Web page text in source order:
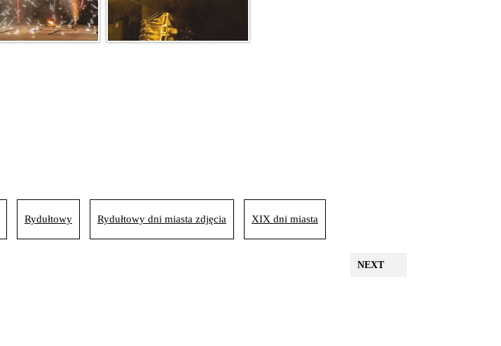
Rydułtowy Rydułtowy dni miasta zdjęcia XIX dni miasta
NEXT